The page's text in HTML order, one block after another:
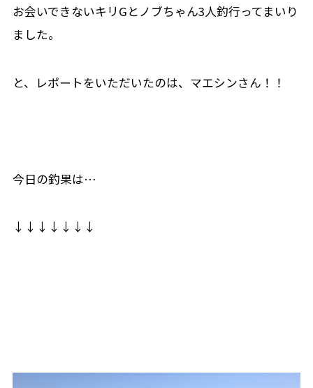
お会いできないキリGとノブちゃん3人釣行ってまいり
ました。
と、レポートをいただいたのは、マエシンさん！！
今日の釣果は…
↓↓↓↓↓↓↓